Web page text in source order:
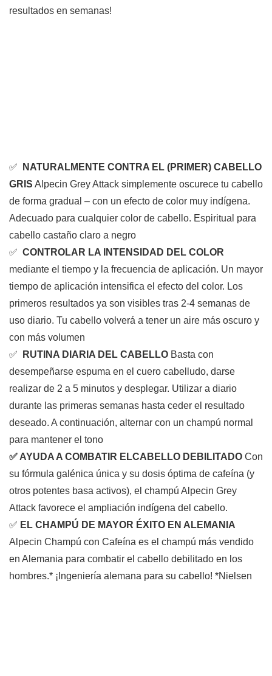
resultados en semanas!
✅
NATURALMENTE CONTRA EL (PRIMER) CABELLO
GRIS Alpecin Grey Attack simplemente oscurece tu cabello
de forma gradual – con un efecto de color muy indígena.
Adecuado para cualquier color de cabello. Espiritual para
cabello castaño claro a negro
✅ CONTROLAR LA INTENSIDAD DEL COLOR
mediante el tiempo y la frecuencia de aplicación. Un mayor
tiempo de aplicación intensifica el efecto del color. Los
primeros resultados ya son visibles tras 2-4 semanas de
uso diario. Tu cabello volverá a tener un aire más oscuro y
con más volumen
✅
RUTINA DIARIA DEL CABELLO Basta con
desempeñarse espuma en el cuero cabelludo, darse
realizar de 2 a 5 minutos y desplegar. Utilizar a diario
durante las primeras semanas hasta ceder el resultado
deseado. A continuación, alternar con un champú normal
para mantener el tono
✅ AYUDA A COMBATIR ELCABELLO DEBILITADO Con
su fórmula galénica única y su dosis óptima de cafeína (y
otros potentes basa activos), el champú Alpecin Grey
Attack favorece el ampliación indígena del cabello.
✅ EL CHAMPÚ DE MAYOR ÉXITO EN ALEMANIA
Alpecin Champú con Cafeína es el champú más vendido
en Alemania para combatir el cabello debilitado en los
hombres.* ¡Ingeniería alemana para su cabello! *Nielsen